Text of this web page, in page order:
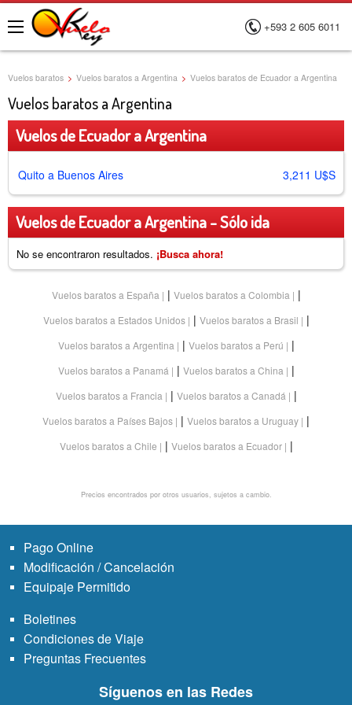
Menú +593 2 605 6011
Vuelos baratos > Vuelos baratos a Argentina > Vuelos baratos de Ecuador a Argentina
Vuelos baratos a Argentina
Vuelos de Ecuador a Argentina
Quito a Buenos Aires 3,211 U$S
Vuelos de Ecuador a Argentina - Sólo ida
No se encontraron resultados. ¡Busca ahora!
Vuelos baratos a España | Vuelos baratos a Colombia |
Vuelos baratos a Estados Unidos | Vuelos baratos a Brasil |
Vuelos baratos a Argentina | Vuelos baratos a Perú |
Vuelos baratos a Panamá | Vuelos baratos a China |
Vuelos baratos a Francia | Vuelos baratos a Canadá |
Vuelos baratos a Países Bajos | Vuelos baratos a Uruguay |
Vuelos baratos a Chile | Vuelos baratos a Ecuador |
Precios encontrados por otros usuarios, sujetos a cambio.
Pago Online
Modificación / Cancelación
Equipaje Permitido
Boletines
Condiciones de Viaje
Preguntas Frecuentes
Síguenos en las Redes